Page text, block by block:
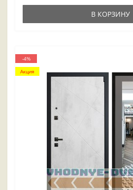
В КОРЗИНУ
-4%
Акция